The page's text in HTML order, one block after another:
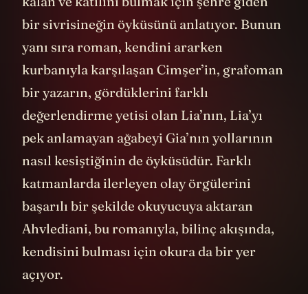
bir sivrisineğin öyküsünü anlatıyor. Bunun
yanı sıra roman, kendini ararken
kurbanıyla karşılaşan Cimşer’in, grafoman
bir yazarın, gördüklerini farklı
değerlendirme yetisi olan Lia’nın, Lia’yı
pek anlamayan ağabeyi Gia’nın yollarının
nasıl kesiştiğinin de öyküsüdür. Farklı
katmanlarda ilerleyen olay örgülerini
başarılı bir şekilde okuyucuya aktaran
Ahvlediani, bu romanıyla, bilinç akışında,
kendisini bulması için okura da bir yer
açıyor.